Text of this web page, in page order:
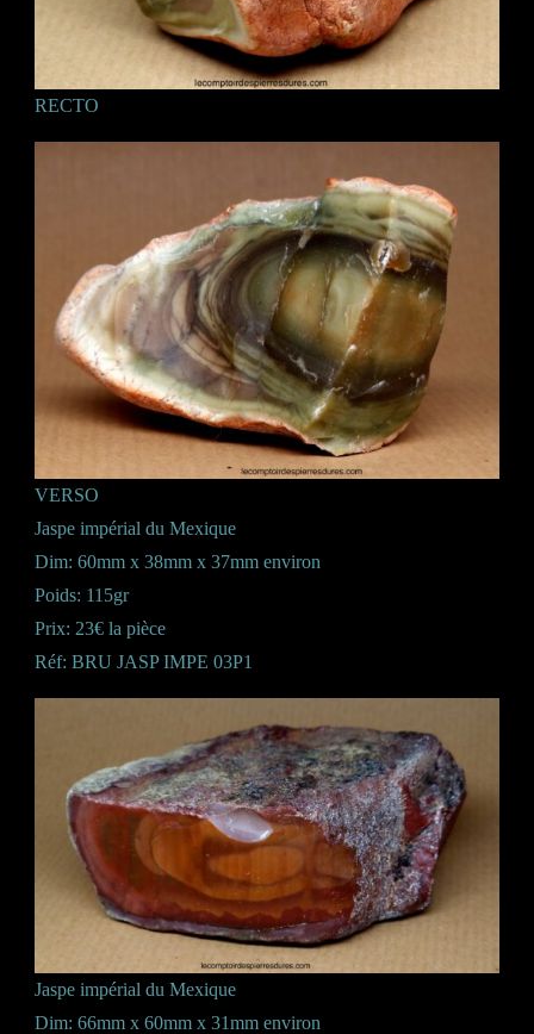
RECTO
VERSO
Jaspe impérial du Mexique
Dim: 60mm x 38mm x 37mm environ
Poids: 115gr
Prix: 23€ la pièce
Réf: BRU JASP IMPE 03P1
Jaspe impérial du Mexique
Dim: 66mm x 60mm x 31mm environ